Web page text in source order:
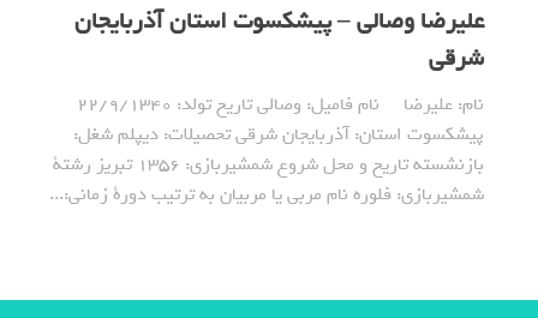
علیرضا وصالی – پیشکسوت استان آذربایجان
شرقی
نام: علیرضا نام فامیل: وصالی تاریخ تولد: 22/9/1340
پیشکسوت استان: آذربایجان شرقی تحصیلات: دیپلم شغل:
بازنشسته تاریخ و محل شروع شمشیربازی: 1356 تبریز رشتة
شمشیربازی: فلوره نام مربی یا مربیان به ترتیب دورة زمانی:...